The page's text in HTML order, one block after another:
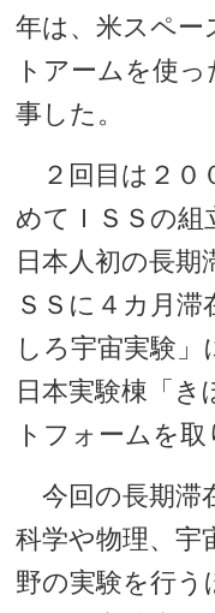
年は、米スペー
トアームを使
事した。
２回目は２０
めてＩＳＳの組
日本人初の長期
ＳＳに４カ月
しろ宇宙実験
日本実験棟「き
トフォームを取
今回の長期滞
科学や物理、宇
野の実験を行う